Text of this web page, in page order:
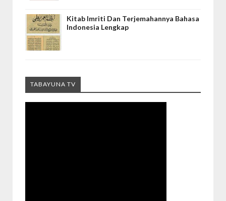
Kitab Imriti Dan Terjemahannya Bahasa
Indonesia Lengkap
TABAYUNA TV